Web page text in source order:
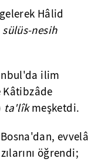
Hâlid
sülüs-nesih
ilim
Kâtibzâde
ta'lîkmeşketdi.
Bosna'dan, evvelâ
öğrendi;